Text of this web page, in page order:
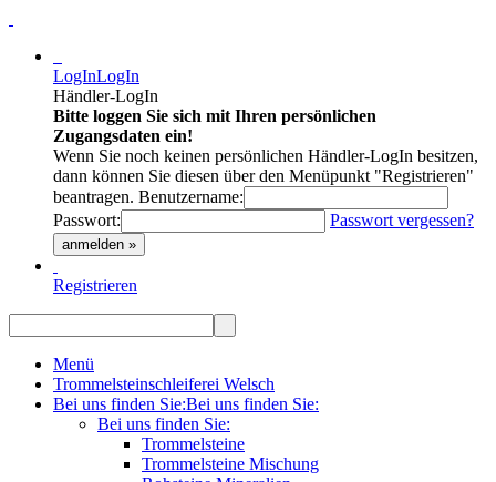
LogInLogIn
Händler-LogIn
Bitte loggen Sie sich mit Ihren persönlichen
Zugangsdaten ein!
Wenn Sie noch keinen persönlichen Händler-LogIn besitzen,
dann können Sie diesen über den Menüpunkt "Registrieren"
beantragen. Benutzername:
Passwort:
Passwort vergessen?
anmelden »
Registrieren
Menü
Trommelsteinschleiferei Welsch
Bei uns finden Sie:Bei uns finden Sie:
Bei uns finden Sie:
Trommelsteine
Trommelsteine Mischung